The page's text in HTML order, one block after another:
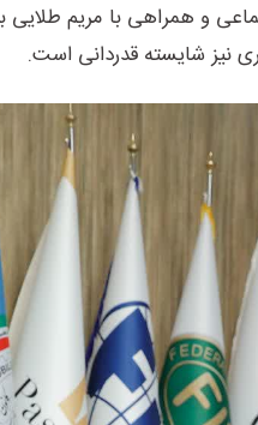
و همراهی با مریم طلایی
نیز شایسته قدردانی است.